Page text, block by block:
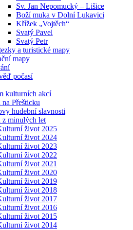
Sv. Jan Nepomucký – Lišice
Boží muka v Dolní Lukavici
Křížek „Vojtěch“
Svatý Pavel
Svatý Petr
a turistické mapy
mapy
počasí
kulturních akcí
Přešticku
hudební slavnosti
z minulých let
život 2025
život 2024
život 2023
život 2022
život 2021
život 2020
život 2019
život 2018
život 2017
život 2016
život 2015
život 2014